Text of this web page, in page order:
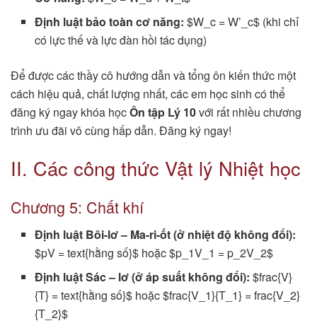
Định luật bảo toàn cơ năng: $W_c = W’_c$ (khi chỉ
có lực thế và lực đàn hồi tác dụng)
Để được các thầy cô hướng dẫn và tổng ôn kiến thức một
cách hiệu quả, chất lượng nhất, các em học sinh có thể
đăng ký ngay khóa họcÔn tập Lý 10với rất nhiều chương
trình ưu đãi vô cùng hấp dẫn. Đăng ký ngay!
II. Các công thức Vật lý Nhiệt học
Chương 5: Chất khí
Định luật Bôi-lơ – Ma-ri-ốt (ở nhiệt độ không đổi):
$pV = text{hằng số}$ hoặc $p_1V_1 = p_2V_2$
Định luật Sác – lơ (ở áp suất không đổi): $frac{V}
{T} = text{hằng số}$ hoặc $frac{V_1}{T_1} = frac{V_2}
{T_2}$